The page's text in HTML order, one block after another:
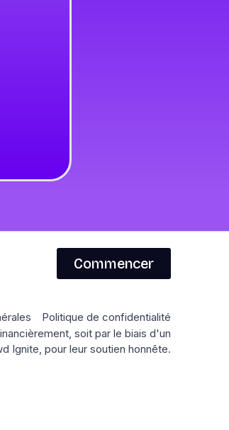
Commencer
Politique de confidentialité
soit par le biais d'un
Ignite, pour leur soutien honnête.